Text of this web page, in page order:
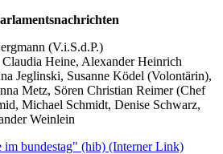
(V.i.S.d.P.)
Heine, Alexander Heinrich
Jeglinski, Susanne Ködel (Volontärin),
Metz, Sören Christian Reimer (Chef
Michael Schmidt, Denise Schwarz,
Weinlein
im bundestag" (hib) (Interner Link)